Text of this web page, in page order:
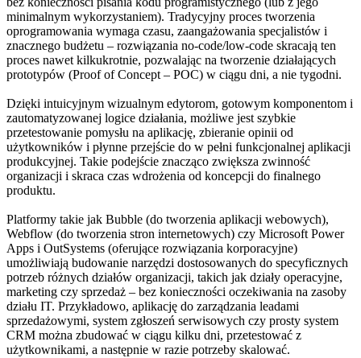
minimalnym wykorzystaniem). Tradycyjny proces tworzenia
oprogramowania wymaga czasu, zaangażowania specjalistów i
znacznego budżetu – rozwiązania no-code/low-code skracają ten
proces nawet kilkukrotnie, pozwalając na tworzenie działających
prototypów (Proof of Concept – POC) w ciągu dni, a nie tygodni.
Dzięki intuicyjnym wizualnym edytorom, gotowym komponentom i
zautomatyzowanej logice działania, możliwe jest szybkie
przetestowanie pomysłu na aplikację, zbieranie opinii od
użytkowników i płynne przejście do w pełni funkcjonalnej aplikacji
produkcyjnej. Takie podejście znacząco zwiększa zwinność
organizacji i skraca czas wdrożenia od koncepcji do finalnego
produktu.
Platformy takie jak Bubble (do tworzenia aplikacji webowych),
Webflow (do tworzenia stron internetowych) czy Microsoft Power
Apps i OutSystems (oferujące rozwiązania korporacyjne)
umożliwiają budowanie narzędzi dostosowanych do specyficznych
potrzeb różnych działów organizacji, takich jak działy operacyjne,
marketing czy sprzedaż – bez konieczności oczekiwania na zasoby
działu IT. Przykładowo, aplikację do zarządzania leadami
sprzedażowymi, system zgłoszeń serwisowych czy prosty system
CRM można zbudować w ciągu kilku dni, przetestować z
użytkownikami, a następnie w razie potrzeby skalować.